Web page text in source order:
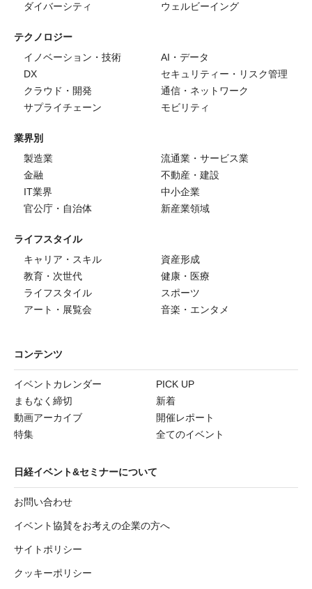
ダイバーシティ
ウェルビーイング
テクノロジー
イノベーション・技術
AI・データ
DX
セキュリティー・リスク管理
クラウド・開発
通信・ネットワーク
サプライチェーン
モビリティ
業界別
製造業
流通業・サービス業
金融
不動産・建設
IT業界
中小企業
官公庁・自治体
新産業領域
ライフスタイル
キャリア・スキル
資産形成
教育・次世代
健康・医療
ライフスタイル
スポーツ
アート・展覧会
音楽・エンタメ
コンテンツ
イベントカレンダー
PICK UP
まもなく締切
新着
動画アーカイブ
開催レポート
特集
全てのイベント
日経イベント&セミナーについて
お問い合わせ
イベント協賛をお考えの企業の方へ
サイトポリシー
クッキーポリシー